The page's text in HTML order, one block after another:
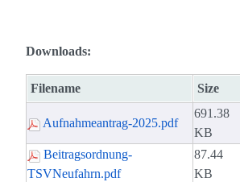
Downloads:
Filename Size
Aufnahmeantrag-2025.pdf
691.38
KB
Beitragsordnung-
TSVNeufahrn.pdf
87.44
KB